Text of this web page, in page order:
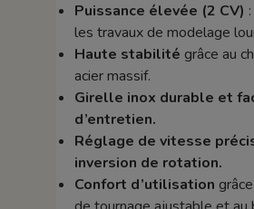
Puissance élevée (2 CV)
les travaux de modelage
Haute stabilité grâce au
acier massif.
Girelle inox durable et
d’entretien.
Réglage de vitesse
inversion de rotation.
Confort d’utilisation